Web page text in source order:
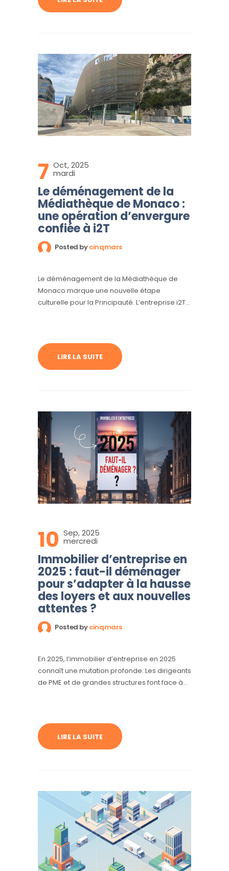
7 Oct, 2025
mardi
Le déménagement de la
Médiathèque de Monaco :
une opération d’envergure
confiée à i2T
Posted bycinqmars
Le déménagement de la Médiathèque de
Monaco marque une nouvelle étape
culturelle pour la Principauté. L’entreprise i2T
et équipements.
LIRE LA SUITE
10 Sep, 2025
mercredi
Immobilier d’entreprise en
2025 : faut-il déménager
pour s’adapter à la hausse
des loyers et aux nouvelles
attentes ?
Posted bycinqmars
En 2025, l’immobilier d’entreprise en 2025
connaît une mutation profonde. Les dirigeants
de PME et de grandes structures font face à
collaborateurs en matière de lieu de travail.
Dans ce contexte, la question du
LIRE LA SUITE